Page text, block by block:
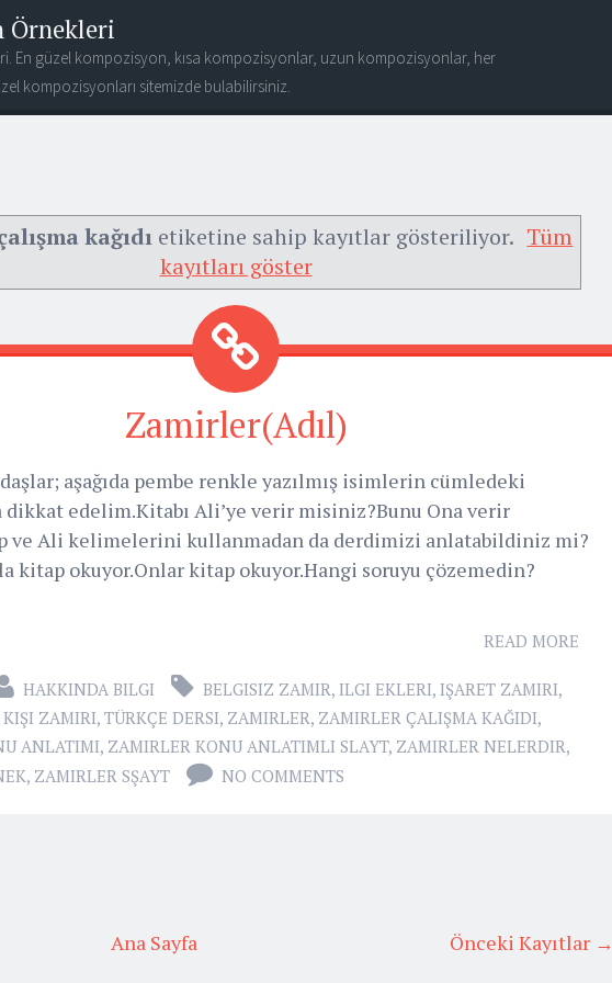
Örnekleri
En güzel kompozisyon, kısa kompozisyonlar, uzun kompozisyonlar, her
kompozisyonları sitemizde bulabilirsiniz.
kağıdıetiketine sahip kayıtlar gösteriliyor. Tüm
kayıtları göster
Zamirler(Adıl)
aşağıda pembe renkle yazılmış isimlerin cümledeki
dikkat edelim.Kitabı Ali’ye verir misiniz?Bunu Ona verir
ve Ali kelimelerini kullanmadan da derdimizi anlatabildiniz mi?
kitap okuyor.Onlar kitap okuyor.Hangi soruyu çözemedin?
READ MORE
HAKKINDA BILGI BELGISIZ ZAMIR, ILGI EKLERI, IŞARET ZAMIRI,
KIŞI ZAMIRI, TÜRKÇE DERSI, ZAMIRLER, ZAMIRLER ÇALIŞMA KAĞIDI,
ANLATIMI, ZAMIRLER KONU ANLATIMLI SLAYT, ZAMIRLER NELERDIR,
, ZAMIRLER SŞAYT NO COMMENTS
Önceki Kayıtlar →
Ana Sayfa